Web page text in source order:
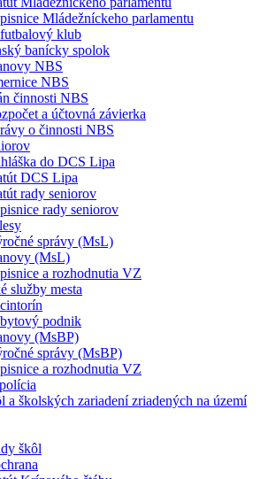
Mládežníckeho parlamentu
klub
banícky spolok
NBS
NBS
činnosti NBS
a účtovná závierka
o činnosti NBS
do DCS Lipa
DCS Lipa
rady seniorov
rady seniorov
správy (MsL)
(MsL)
a rozhodnutia VZ
služby mesta
podnik
(MsBP)
správy (MsBP)
a rozhodnutia VZ
a školských zariadení zriadených na území
škôl